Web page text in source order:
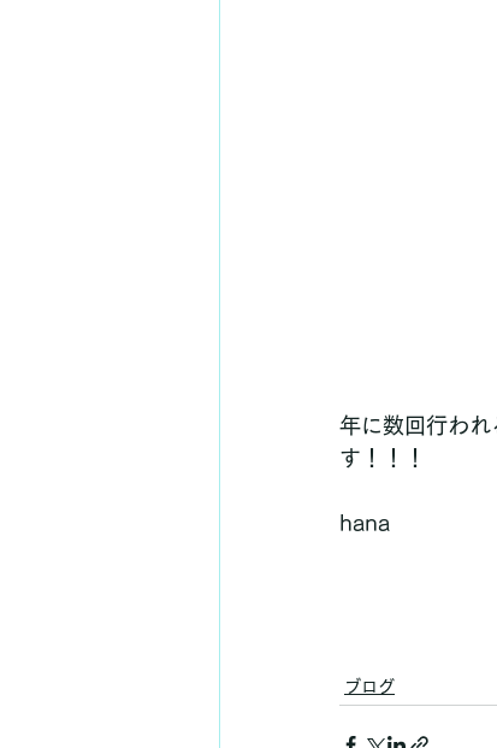
年に数回行わ
す！！！
hana
ブログ